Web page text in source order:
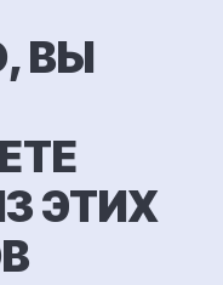
ВЫ
ЭТИХ